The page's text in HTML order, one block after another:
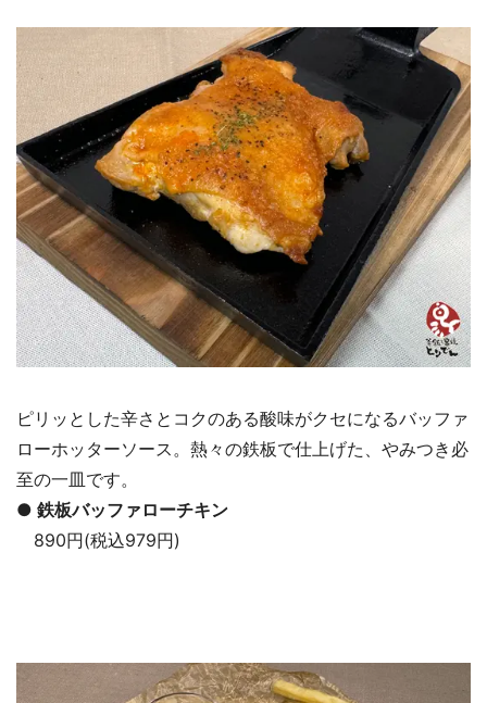
ピリッとした辛さとコクのある酸味がクセになるバッファ
ローホッターソース。熱々の鉄板で仕上げた、やみつき必
至の一皿です。
● 鉄板バッファローチキン
890円(税込979円)